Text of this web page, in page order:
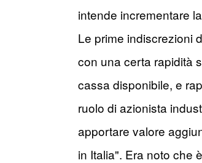
intende incrementare
Le prime indiscrezioni
con una certa rapidità
cassa disponibile, e
ruolo di azionista
apportare valore
in Italia". Era noto che